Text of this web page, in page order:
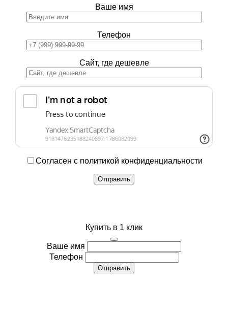
Ваше имя
Телефон
Сайт, где дешевле
Согласен с политикой конфиденциальности
Купить в 1 клик
Ваше имя
Телефон
Отправить